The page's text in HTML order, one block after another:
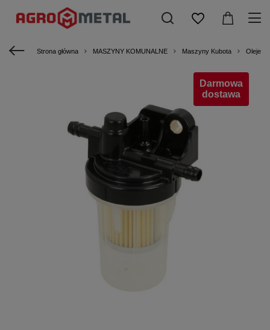
Strona główna MASZYNY KOMUNALNE Maszyny Kubota Oleje i
Darmowa
dostawa